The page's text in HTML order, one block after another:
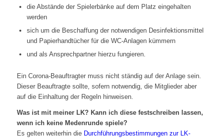
die Abstände der Spielerbänke auf dem Platz eingehalten
werden
sich um die Beschaffung der notwendigen Desinfektionsmittel
und Papierhandtücher für die WC-Anlagen kümmern
und als Ansprechpartner hierzu fungieren.
Ein Corona-Beauftragter muss nicht ständig auf der Anlage sein.
Dieser Beauftragte sollte, sofern notwendig, die Mitglieder aber
auf die Einhaltung der Regeln hinweisen.
Was ist mit meiner LK? Kann ich diese festschreiben lassen,
wenn ich keine Medenrunde spiele?
Es gelten weiterhin die Durchführungsbestimmungen zur LK-